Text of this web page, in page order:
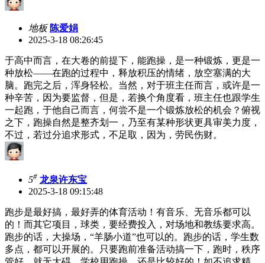
地板 陈爱娟
2025-3-18 08:26:45
于高中而言，在大卷的前提下，能跑操，是一种锻炼，更是一
种放松——在跑的过程中，释放积压的情绪，放空塞满的大
脑。跑完之后，浑身轻松。当然，对于班主任而言，或许是一
种辛苦，因为要监督，但是，若换个角度看，班主任也跟学生
一起跑，于他自己而言，何尝不是一个锻炼放松的机会？俯视
之下，跑操自然是整齐划一，乃至有某种形状更具审美力度，
不过，若过分追求形式，不足取，因为，劳民伤财。
5# 龙泉许东宝
2025-3-18 09:15:48
跑步是最好搞，最好弄的体育活动！有音乐、无音乐都可以
的！而其它项目，球类，要经费投入，对场地和教练要求高。
跑步的话，大操场，“羊肠小道”也可以的。跑步的话，学生数
多点，都可以开展的。只要跑前准备活动搞一下，跑时，秩序